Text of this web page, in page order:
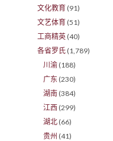
文化教育 (91)
文艺体育 (51)
工商精英 (40)
各省罗氏 (1,789)
川渝 (188)
广东 (230)
湖南 (384)
江西 (299)
湖北 (66)
贵州 (41)